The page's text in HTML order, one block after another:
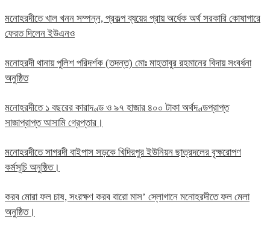
মনোহরদীতে খাল খনন সম্পন্ন, প্রকল্প ব্যয়ের প্রায় অর্ধেক অর্থ সরকারি কোষাগারে
ফেরত দিলেন ইউএনও
মনোহরদী থানায় পুলিশ পরিদর্শক (তদন্ত) মোঃ মাহতাবুর রহমানের বিদায় সংবর্ধনা
অনুষ্ঠিত
মনোহরদীতে ১ বছরের কারাদণ্ড ও ৯৭ হাজার ৪০০ টাকা অর্থদণ্ডপ্রাপ্ত
সাজাপ্রাপ্ত আসামি গ্রেপ্তার।
মনোহরদীতে সাগরদী বাইপাস সড়কে খিদিরপুর ইউনিয়ন ছাত্রদলের বৃক্ষরোপণ
কর্মসূচি অনুষ্ঠিত।
করব মোরা ফল চাষ, সংরক্ষণ করব বারো মাস’ স্লোগানে মনোহরদীতে ফল মেলা
অনুষ্ঠিত।